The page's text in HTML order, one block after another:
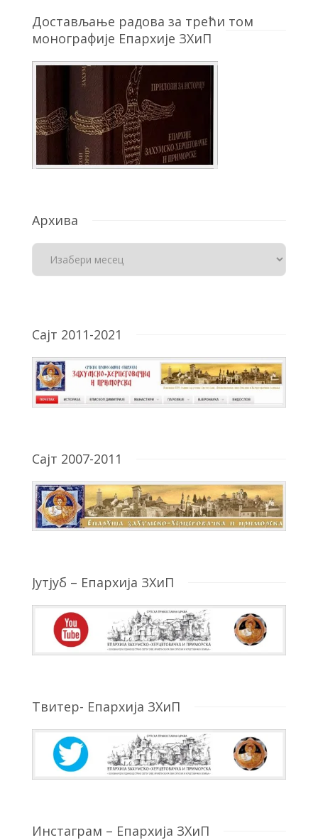
Достављање радова за трећи том
монографије Епархије ЗХиП
Архива
Сајт 2011-2021
Сајт 2007-2011
Јутјуб – Епархија ЗХиП
Твитер- Епархија ЗХиП
Инстаграм – Епархија ЗХиП